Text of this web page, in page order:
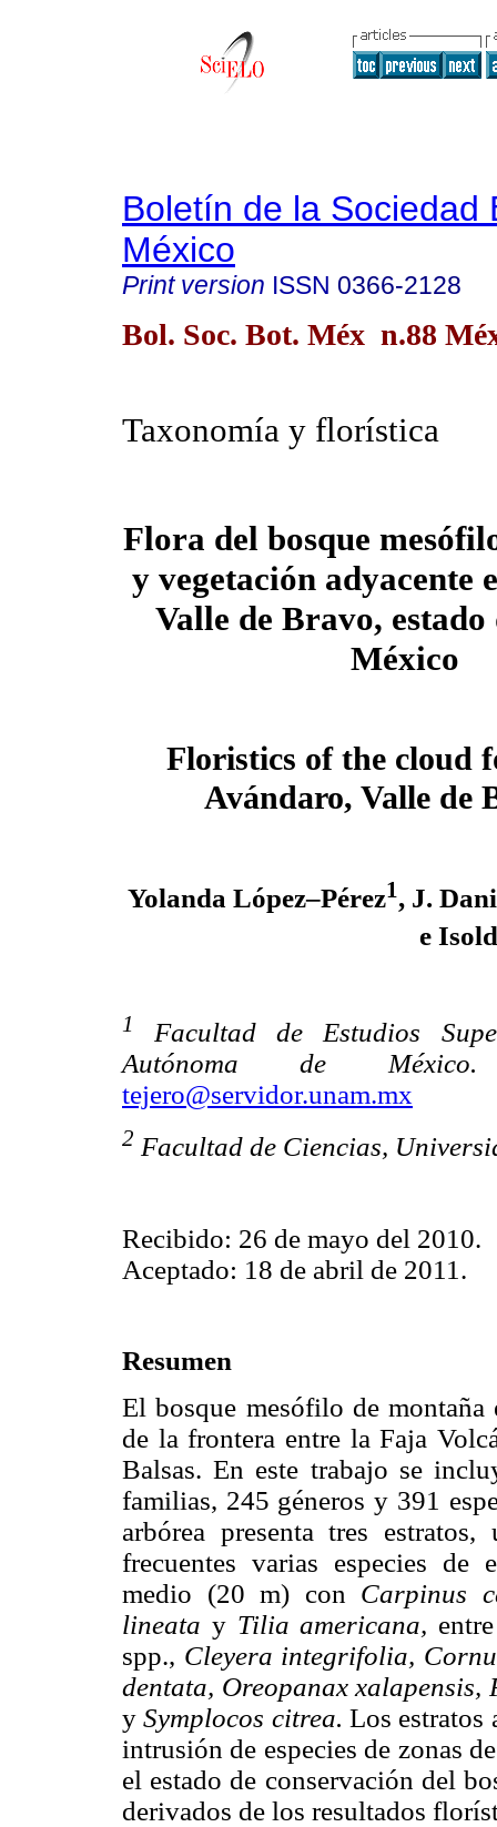
Boletín de la Sociedad
México
Print version ISSN 0366-2128
Bol. Soc. Bot. Méx n.88
Taxonomía y florística
Flora del bosque
y vegetación adyacente
Valle de Bravo,
México
Floristics of the cloud
Avándaro, Valle de
Yolanda López–Pérez1, J.
e
1
Facultad de Estudios
Autónoma de
tejero@servidor.unam.mx
2 Facultad de Ciencias,
Recibido: 26 de mayo del 2010.
Aceptado: 18 de abril de 2011.
Resumen
El bosque mesófilo de montaña
de la frontera entre la Faja
Balsas. En este trabajo se
familias, 245 géneros y 391
arbórea presenta tres
frecuentes varias especies
medio (20 m) con Carpinus
lineata y Tilia americana,
spp., Cleyera integrifolia,
dentata, Oreopanax xalapensis,
ySymplocos citrea.Los estratos
intrusión de especies de zonas
el estado de conservación del
derivados de los resultados